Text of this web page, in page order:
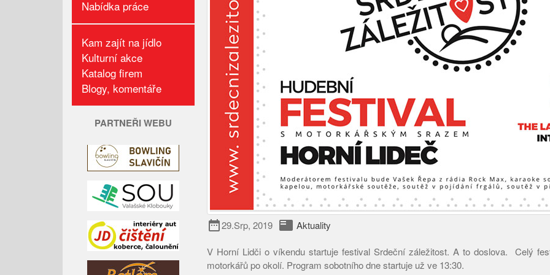
Nabídka práce
Kam zajít na jídlo
Kulturní akce
Katalog firem
Blogy, komentáře
PARTNEŘI WEBU
date_range29.Srp, 2019 featured_play_list Aktuality
V Horní Lidči o víkendu startuje festival Srdeční záležitost. A to doslova. Celý
motorkářů po okolí. Program sobotního dne startuje už ve 13:30.